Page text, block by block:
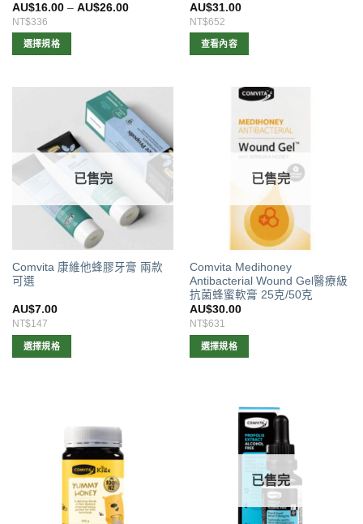
AU$16.00– AU$26.00
NT$336
選擇規格
款
式。
品
頁
面
擇
選
AU$31.00
NT$652
查看內容
已售完
Comvita 康維他蜂膠牙膏 兩款
可選
AU$7.00
NT$147
選擇規格
已售完
Comvita Medihoney
Antibacterial Wound Gel醫療級
抗菌蜂蜜軟膏 25克/50克
AU$30.00
NT$631
選擇規格
已售完